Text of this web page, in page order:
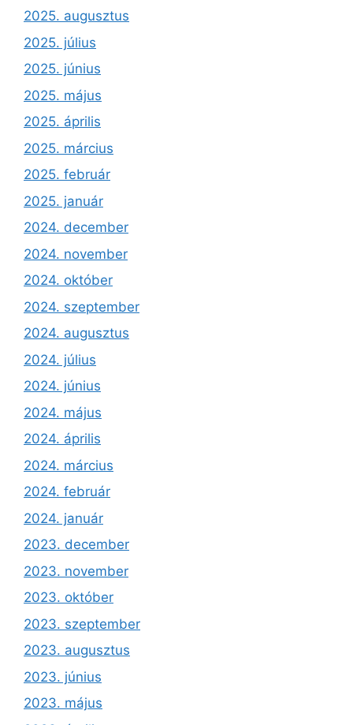
2025. augusztus
2025. július
2025. június
2025. május
2025. április
2025. március
2025. február
2025. január
2024. december
2024. november
2024. október
2024. szeptember
2024. augusztus
2024. július
2024. június
2024. május
2024. április
2024. március
2024. február
2024. január
2023. december
2023. november
2023. október
2023. szeptember
2023. augusztus
2023. június
2023. május